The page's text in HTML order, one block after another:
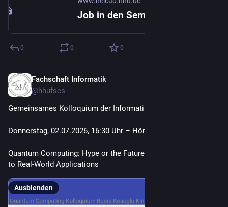
Job in den Semesterfereien?
0 0 0
Fachschaft Informatik
@hhufscs
Gemeinsames Kolloquium der Informatik & der Physik
Donnerstag, 02.07.2026, 16:30 Uhr – Hörsaal 5F
Quantum Computing: Hype or the Future? From Research Labs
to Real-World Applications
Ausblenden